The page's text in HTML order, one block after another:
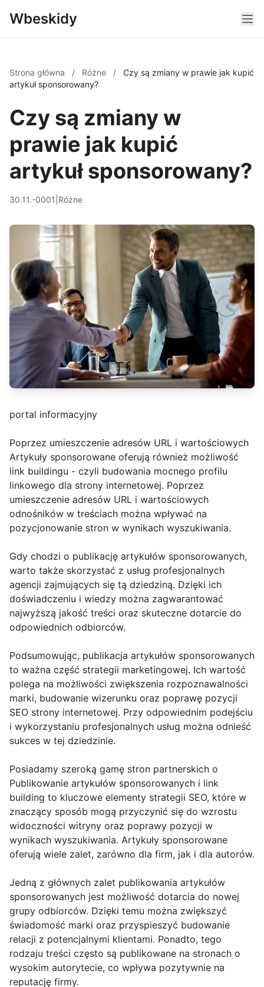
Wbeskidy
Strona główna / Różne /
Czy są zmiany w prawie jak kupić
artykuł sponsorowany?
Czy są zmiany w
prawie jak kupić
artykuł sponsorowany?
30.11.-0001 Różne
portal informacyjny
Poprzez umieszczenie adresów URL i wartościowych
Artykuły sponsorowane oferują również możliwość
link buildingu - czyli budowania mocnego profilu
linkowego dla strony internetowej. Poprzez
umieszczenie adresów URL i wartościowych
odnośników w treściach można wpływać na
pozycjonowanie stron w wynikach wyszukiwania.
Gdy chodzi o publikację artykułów sponsorowanych,
warto także skorzystać z usług profesjonalnych
agencji zajmujących się tą dziedziną. Dzięki ich
doświadczeniu i wiedzy można zagwarantować
najwyższą jakość treści oraz skuteczne dotarcie do
odpowiednich odbiorców.
Podsumowując, publikacja artykułów sponsorowanych
to ważna część strategii marketingowej. Ich wartość
polega na możliwości zwiększenia rozpoznawalności
marki, budowanie wizerunku oraz poprawę pozycji
SEO strony internetowej. Przy odpowiednim podejściu
i wykorzystaniu profesjonalnych usług można odnieść
sukces w tej dziedzinie.
Posiadamy szeroką gamę stron partnerskich o
Publikowanie artykułów sponsorowanych i link
building to kluczowe elementy strategii SEO, które w
znaczący sposób mogą przyczynić się do wzrostu
widoczności witryny oraz poprawy pozycji w
wynikach wyszukiwania. Artykuły sponsorowane
oferują wiele zalet, zarówno dla firm, jak i dla autorów.
Jedną z głównych zalet publikowania artykułów
sponsorowanych jest możliwość dotarcia do nowej
grupy odbiorców. Dzięki temu można zwiększyć
świadomość marki oraz przyspieszyć budowanie
relacji z potencjalnymi klientami. Ponadto, tego
rodzaju treści często są publikowane na stronach o
wysokim autorytecie, co wpływa pozytywnie na
reputację firmy.